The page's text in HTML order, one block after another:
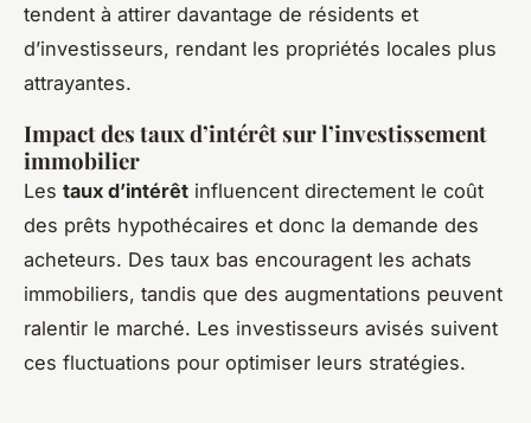
tendent à attirer davantage de résidents et
d’investisseurs, rendant les propriétés locales plus
attrayantes.
Impact des taux d’intérêt sur l’investissement
immobilier
Les taux d’intérêt influencent directement le coût
des prêts hypothécaires et donc la demande des
acheteurs. Des taux bas encouragent les achats
immobiliers, tandis que des augmentations peuvent
ralentir le marché. Les investisseurs avisés suivent
ces fluctuations pour optimiser leurs stratégies.